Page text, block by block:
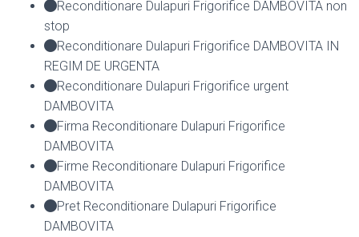
Reconditionare Dulapuri Frigorifice DAMBOVITA non
stop
Reconditionare Dulapuri Frigorifice DAMBOVITA IN
REGIM DE URGENTA
Reconditionare Dulapuri Frigorifice urgent
DAMBOVITA
Firma Reconditionare Dulapuri Frigorifice
DAMBOVITA
Firme Reconditionare Dulapuri Frigorifice
DAMBOVITA
Pret Reconditionare Dulapuri Frigorifice
DAMBOVITA